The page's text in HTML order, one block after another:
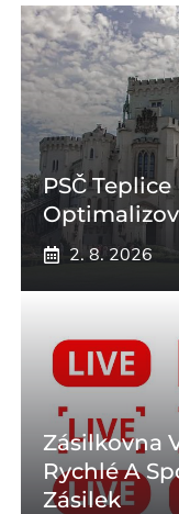
PSČ
2. 8. 2026
Zásilkovna
Rychlé A
Zásilek